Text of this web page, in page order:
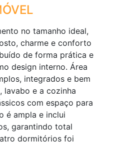
no tamanho ideal,
charme e conforto
de forma prática e
design interno. Área
integrados e bem
lavabo e a cozinha
com espaço para
é ampla e inclui
garantindo total
dormitórios foi